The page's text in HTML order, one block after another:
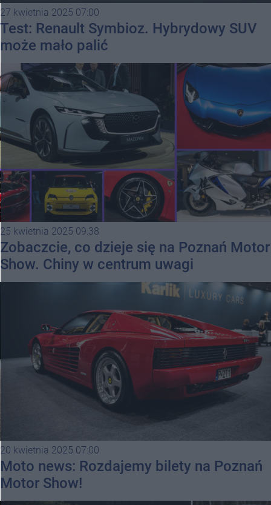
27 kwietnia 2025 07:00
Test: Renault Symbioz. Hybrydowy SUV
może mało palić
25 kwietnia 2025 09:38
Zobaczcie, co dzieje się na Poznań Motor
Show. Chiny w centrum uwagi
20 kwietnia 2025 07:00
Moto news: Rozdajemy bilety na Poznań
Motor Show!